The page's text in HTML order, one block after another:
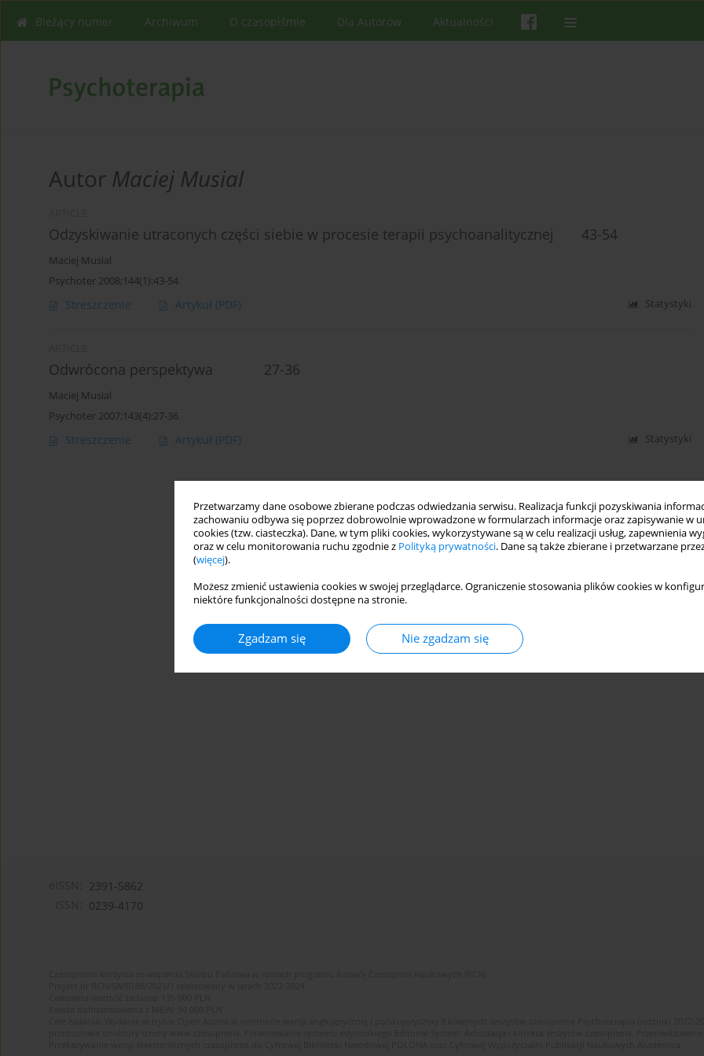
Przetwarzamy dane osobowe zbierane podczas odwiedzania serwisu. Realizacja funkcji pozyskiwania
zachowaniu odbywa się poprzez dobrowolnie wprowadzone w formularzach informacje oraz zapisywanie w
cookies (tzw. ciasteczka). Dane, w tym pliki cookies, wykorzystywane są w celu realizacji usług, zapewnienia
oraz w celu monitorowania ruchu zgodnie z Polityką prywatności. Dane są także zbierane i przetwarzane
(więcej).
Możesz zmienić ustawienia cookies w swojej przeglądarce. Ograniczenie stosowania plików cookies w
niektóre funkcjonalności dostępne na stronie.
Zgadzam się Nie zgadzam się
Bieżący numer Archiwum O czasopiśmie Dla Autorów Aktualności
Autor Maciej Musial
Odzyskiwanie utraconych części siebie w procesie terapii psychoanalitycznej 43-54
Maciej Musial
Psychoter 2008;144(1):43-54
Streszczenie Artykuł (PDF) Statystyki
Odwrócona perspektywa 27-36
Maciej Musial
Psychoter 2007;143(4):27-36
Streszczenie Artykuł (PDF) Statystyki
2391-5862
0239-4170